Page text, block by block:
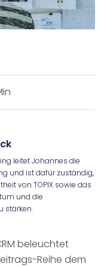
leitet Johannes die
und ist dafür zuständig,
von TOPIX sowie das
und die
stärken.
beleuchtet
Reihe dem